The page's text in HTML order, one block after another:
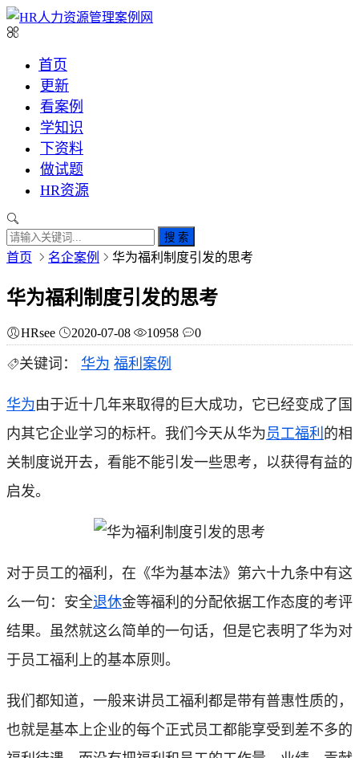
首页
更新
看案例
学知识
下资料
做试题
HR资源
搜 索
首页 名企案例 华为福利制度引发的思考
华为福利制度引发的思考
HRsee 2020-07-08 10958 0
关键词： 华为 福利案例
华为由于近十几年来取得的巨大成功，它已经变成了国
内其它企业学习的标杆。我们今天从华为员工福利 的相
关制度说开去，看能不能引发一些思考，以获得有益的
启发。
对于员工的福利，在《华为基本法》第六十九条中有这
么一句：安全退休金等福利的分配依据工作态度的考评
结果。虽然就这么简单的一句话，但是它表明了华为对
于员工福利上的基本原则。
我们都知道，一般来讲员工福利都是带有普惠性质的，
也就是基本上企业的每个正式员工都能享受到差不多的